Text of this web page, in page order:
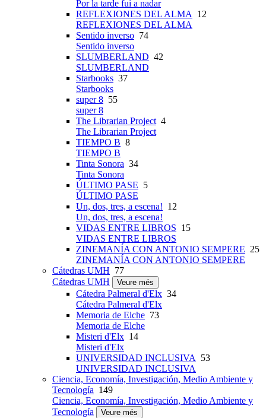
Por la tarde fui a nadar
REFLEXIONES DEL ALMA 12
REFLEXIONES DEL ALMA
Sentido inverso 74
Sentido inverso
SLUMBERLAND 42
SLUMBERLAND
Starbooks 37
Starbooks
super 8 55
super 8
The Librarian Project4
The Librarian Project
TIEMPO B 8
TIEMPO B
Tinta Sonora 34
Tinta Sonora
ÚLTIMO PASE 5
ÚLTIMO PASE
Un, dos, tres, a escena! 12
Un, dos, tres, a escena!
VIDAS ENTRE LIBROS 15
VIDAS ENTRE LIBROS
ZINEMANÍA CON ANTONIO SEMPERE 25
ZINEMANÍA CON ANTONIO SEMPERE
Cátedras UMH 77
Cátedras UMH
Veure més
Cátedra Palmeral d'Elx 34
Cátedra Palmeral d'Elx
Memoria de Elche 73
Memoria de Elche
Misteri d'Elx 14
Misteri d'Elx
UNIVERSIDAD INCLUSIVA 53
UNIVERSIDAD INCLUSIVA
Ciencia, Economía, Investigación, Medio Ambiente y
Tecnología 149
Ciencia, Economía, Investigación, Medio Ambiente y
Tecnología
Veure més